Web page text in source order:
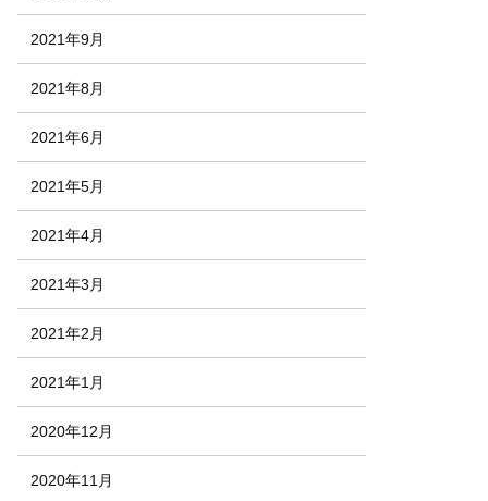
2021年9月
2021年8月
2021年6月
2021年5月
2021年4月
2021年3月
2021年2月
2021年1月
2020年12月
2020年11月